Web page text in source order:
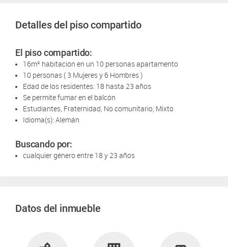
Detalles del piso compartido
El piso compartido:
16m² habitación en un 10 personas apartamento
10 personas ( 3 Mujeres y 6 Hombres )
Edad de los residentes: 18 hasta 23 años
Se permite fumar en el balcón
Estudiantes, Fraternidad, No comunitario, Mixto
Idioma(s): Alemán
Buscando por:
cualquier género entre 18 y 23 años
Datos del inmueble